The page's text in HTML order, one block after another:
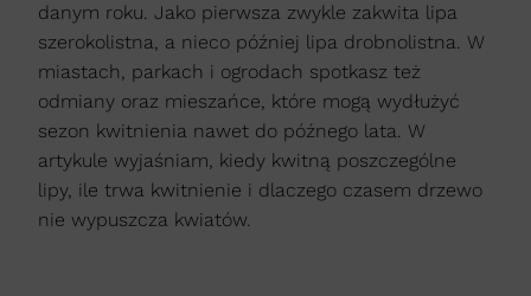
danym roku. Jako pierwsza zwykle zakwita lipa
szerokolistna, a nieco później lipa drobnolistna. W
miastach, parkach i ogrodach spotkasz też
odmiany oraz mieszańce, które mogą wydłużyć
sezon kwitnienia nawet do późnego lata. W
artykule wyjaśniam, kiedy kwitną poszczególne
lipy, ile trwa kwitnienie i dlaczego czasem drzewo
nie wypuszcza kwiatów.